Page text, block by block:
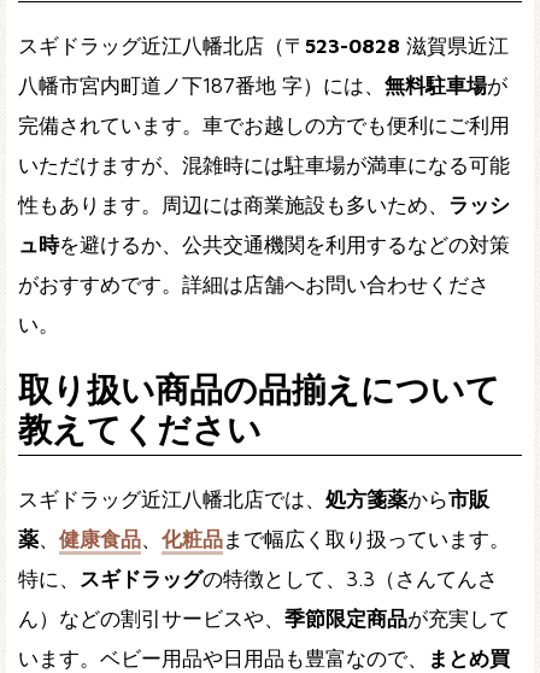
スギドラッグ近江八幡北店（〒 523-0828 滋賀県近江
八幡市宮内町道ノ下187番地 字）には、 無料駐車場が
完備されています。車でお越しの方でも便利にご利用
いただけますが、混雑時には駐車場が満車になる可能
性もあります。周辺には商業施設も多いため、 ラッシ
ュ時を避けるか、公共交通機関を利用するなどの対策
がおすすめです。詳細は店舗へお問い合わせくださ
い。
取り扱い商品の品揃えについて
教えてください
スギドラッグ近江八幡北店では、 処方箋薬から市販
薬、 健康食品、 化粧品まで幅広く取り扱っています。
特に、 スギドラッグの特徴として、 3.3 （さんてんさ
ん）などの割引サービスや、 季節限定商品が充実して
います。ベビー用品や日用品も豊富なので、
まとめ買